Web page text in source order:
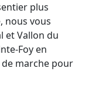
plus
nous vous
et Vallon du
Foy en
marche pour